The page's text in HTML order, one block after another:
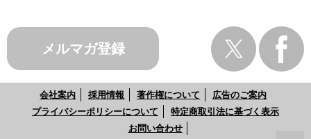
メルマガ登録
会社案内 採用情報 著作権について
広告のご案内
プライバシーポリシーについて
特定商取引法に基づく表示
お問い合わせ